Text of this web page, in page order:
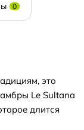
0
это
Le Sultana
длится